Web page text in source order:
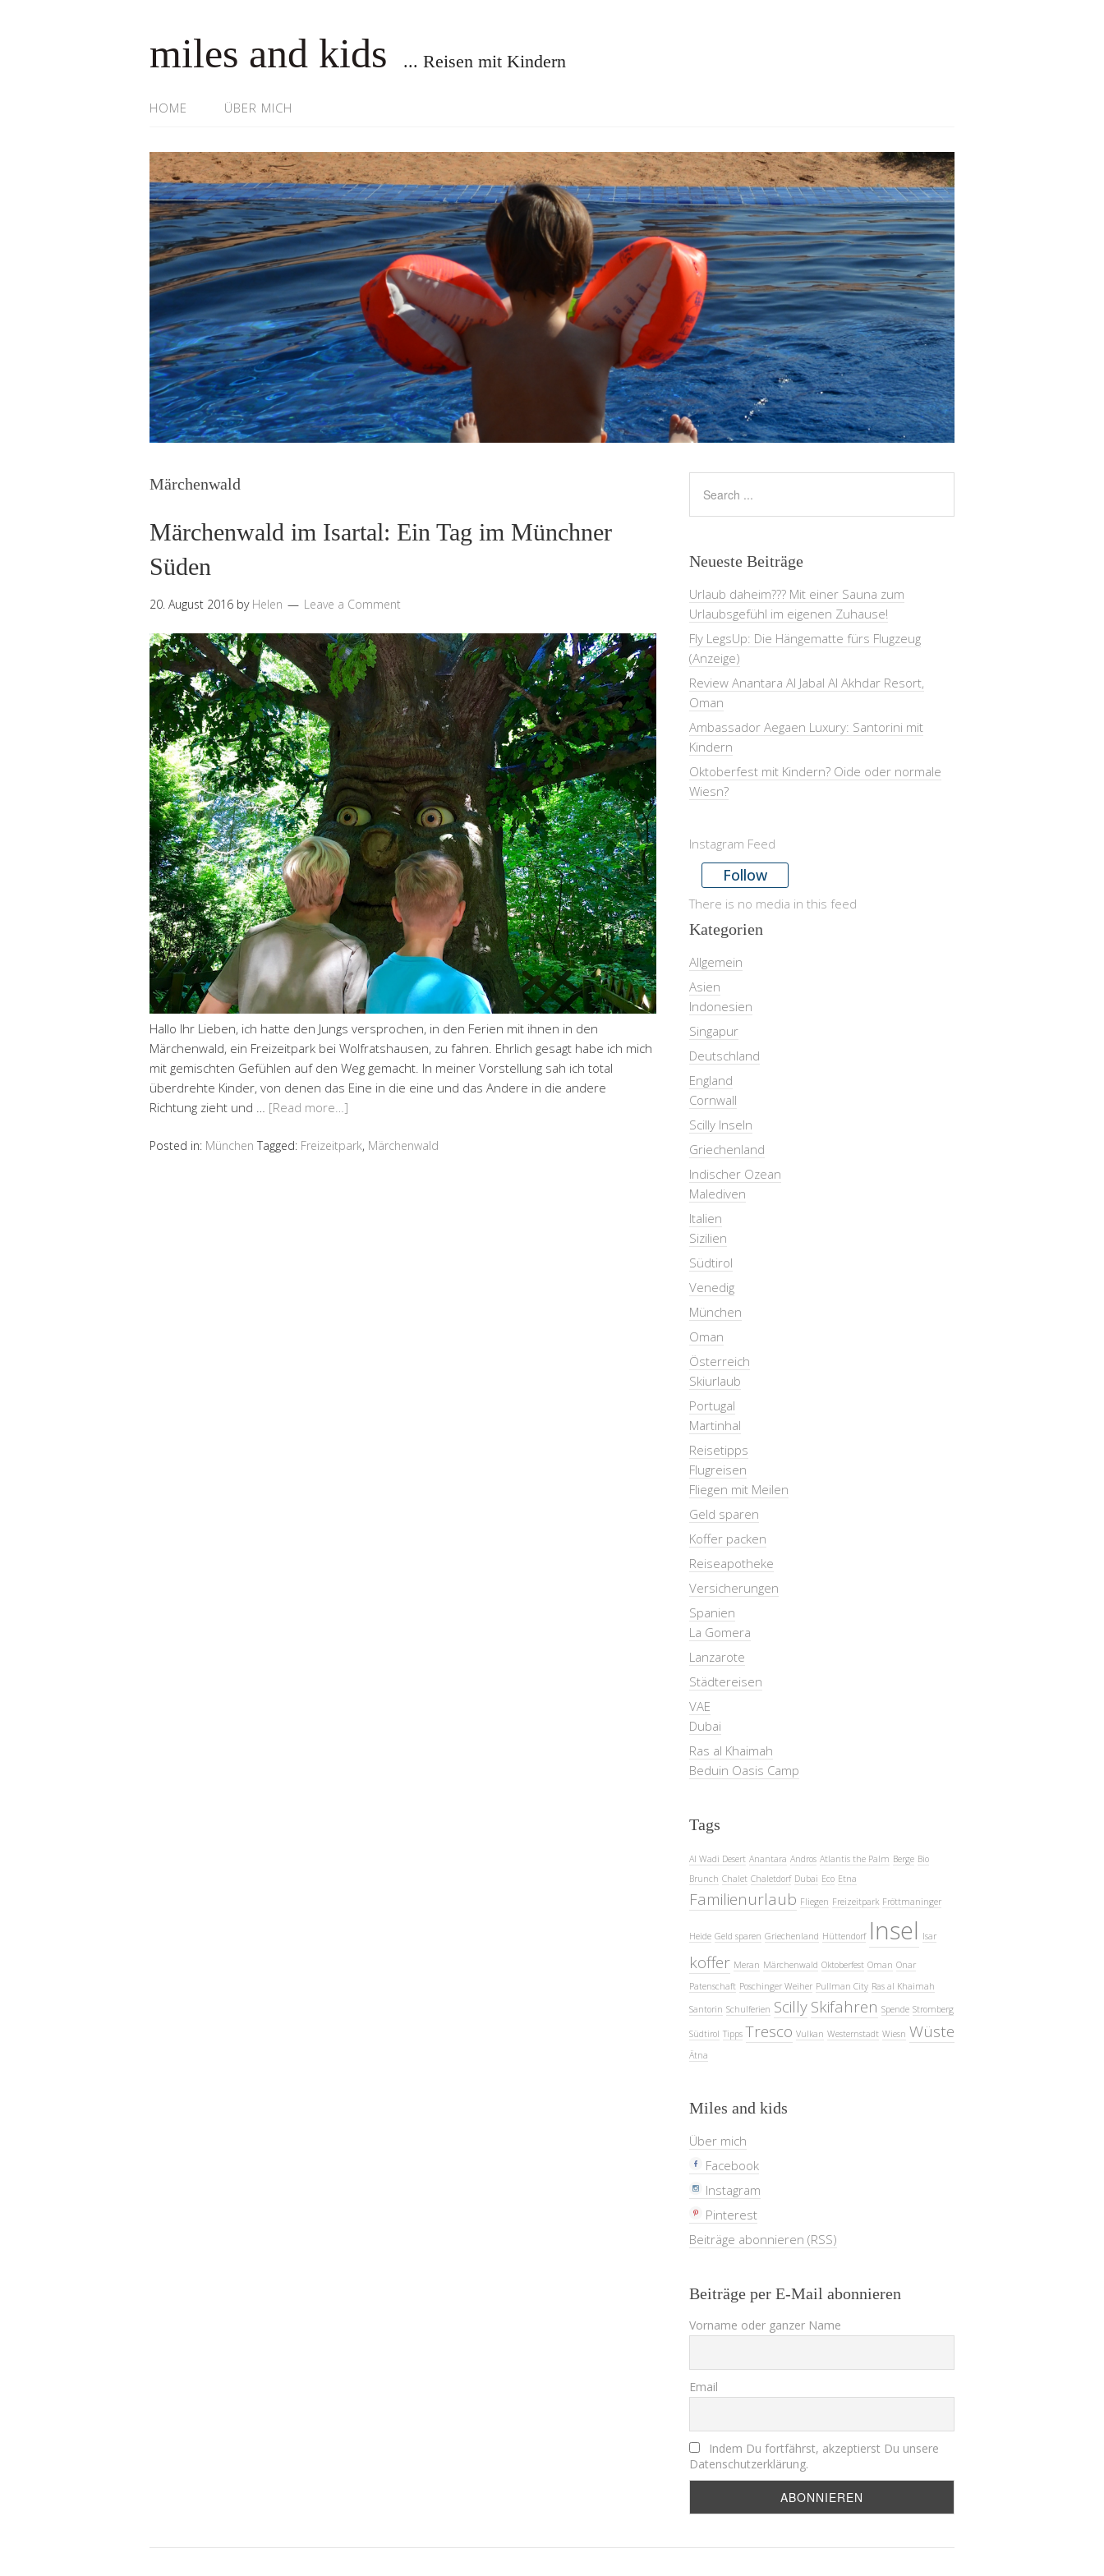
miles and kids ... Reisen mit Kindern
HOME ÜBER MICH
Märchenwald
Märchenwald im Isartal: Ein Tag im Münchner
Süden
20. August 2016 by Helen Leave a Comment
Hallo Ihr Lieben, ich hatte den Jungs versprochen, in den Ferien mit ihnen in den
Märchenwald, ein Freizeitpark bei Wolfratshausen, zu fahren. Ehrlich gesagt habe ich mich
mit gemischten Gefühlen auf den Weg gemacht. In meiner Vorstellung sah ich total
überdrehte Kinder, von denen das Eine in die eine und das Andere in die andere
Richtung zieht und … [Read more…]
Posted in: München Tagged: Freizeitpark, Märchenwald
Neueste Beiträge
Urlaub daheim??? Mit einer Sauna zum
Urlaubsgefühl im eigenen Zuhause!
Fly LegsUp: Die Hängematte fürs Flugzeug
(Anzeige)
Review Anantara Al Jabal Al Akhdar Resort,
Oman
Ambassador Aegaen Luxury: Santorini mit
Kindern
Oktoberfest mit Kindern? Oide oder normale
Wiesn?
Instagram Feed
Follow
There is no media in this feed
Kategorien
Allgemein
Asien
Indonesien
Singapur
Deutschland
England
Cornwall
Scilly Inseln
Griechenland
Indischer Ozean
Malediven
Italien
Sizilien
Südtirol
Venedig
München
Oman
Österreich
Skiurlaub
Portugal
Martinhal
Reisetipps
Flugreisen
Fliegen mit Meilen
Geld sparen
Koffer packen
Reiseapotheke
Versicherungen
Spanien
La Gomera
Lanzarote
Städtereisen
VAE
Dubai
Ras al Khaimah
Beduin Oasis Camp
Tags
Al Wadi Desert Anantara Andros Atlantis the Palm Berge Bio
Brunch Chalet Chaletdorf Dubai Eco Etna
Familienurlaub Fliegen Freizeitpark Fröttmaninger
Heide Geld sparen Griechenland Hüttendorf Insel Isar
koffer Meran Märchenwald Oktoberfest Oman Onar
Patenschaft Poschinger Weiher Pullman City Ras al Khaimah
Santorin Schulferien Scilly Skifahren Spende Stromberg
Südtirol Tipps Tresco Vulkan Westernstadt Wiesn Wüste
Ätna
Miles and kids
Über mich
Facebook
Instagram
Pinterest
Beiträge abonnieren (RSS)
Beiträge per E-Mail abonnieren
Vorname oder ganzer Name
Email
Indem Du fortfährst, akzeptierst Du unsere
Datenschutzerklärung.